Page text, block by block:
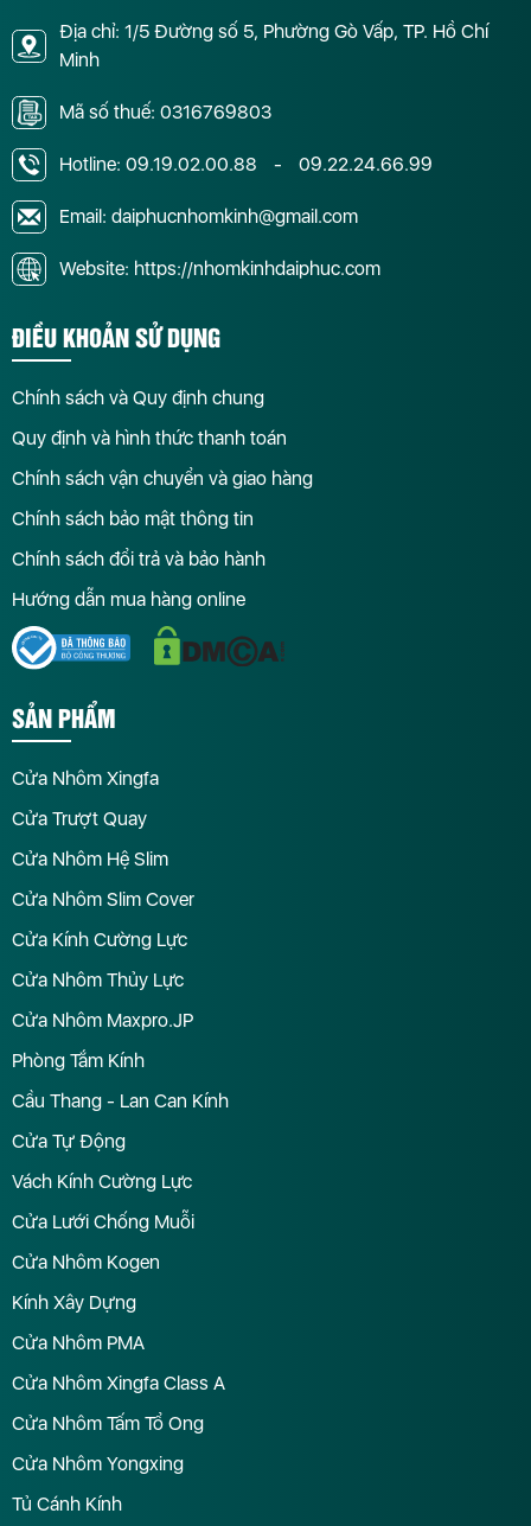
Địa chỉ: 1/5 Đường số 5, Phường Gò Vấp, TP. Hồ Chí
Minh
Mã số thuế: 0316769803
Hotline: 09.19.02.00.88 - 09.22.24.66.99
Email: daiphucnhomkinh@gmail.com
Website: https://nhomkinhdaiphuc.com
ĐIỀU KHOẢN SỬ DỤNG
Chính sách và Quy định chung
Quy định và hình thức thanh toán
Chính sách vận chuyển và giao hàng
Chính sách bảo mật thông tin
Chính sách đổi trả và bảo hành
Hướng dẫn mua hàng online
SẢN PHẨM
Cửa Nhôm Xingfa
Cửa Trượt Quay
Cửa Nhôm Hệ Slim
Cửa Nhôm Slim Cover
Cửa Kính Cường Lực
Cửa Nhôm Thủy Lực
Cửa Nhôm Maxpro.JP
Phòng Tắm Kính
Cầu Thang - Lan Can Kính
Cửa Tự Động
Vách Kính Cường Lực
Cửa Lưới Chống Muỗi
Cửa Nhôm Kogen
Kính Xây Dựng
Cửa Nhôm PMA
Cửa Nhôm Xingfa Class A
Cửa Nhôm Tấm Tổ Ong
Cửa Nhôm Yongxing
Tủ Cánh Kính